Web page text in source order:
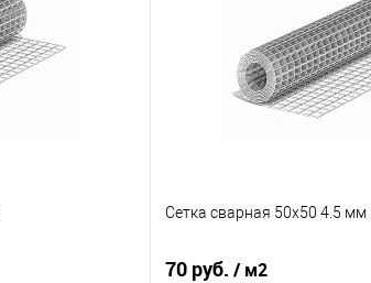
Сравнение
Под заказ
Купить в 1 клик
В избранное
Сетка сварная 50х50 4.5 мм
70 руб. / м2